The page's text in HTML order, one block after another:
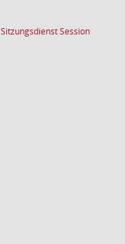
SitzungsdienstSession(Wird in